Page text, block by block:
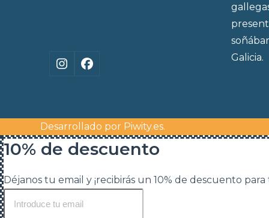
Instagram
Facebook
Galicia.
Desarrollado por Piwity.es.
10% de descuento
Déjanos tu email y ¡recibirás un 10% de descuento